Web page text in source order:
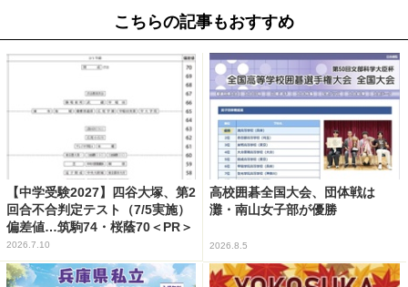
こちらの記事もおすすめ
【中学受験2027】四谷大塚、第2
回合不合判定テスト（7/5実施）
偏差値…筑駒74・桜蔭70＜PR＞
2026.7.10
高校囲碁全国大会、団体戦は
灘・南山女子部が優勝
2026.8.5